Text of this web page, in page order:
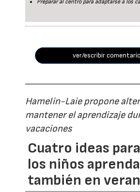
Preparar al centro para adaptarse a los
ver/escribir
Hamelin-Laie propone
mantener el aprendizaje
vacaciones
Cuatro ideas
los niños
también en